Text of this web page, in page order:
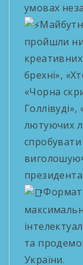
умовах
пройшли
брехні»,
«Чорна
Голлівуді»,
лютуючих
спробувати
Формат
та
України.